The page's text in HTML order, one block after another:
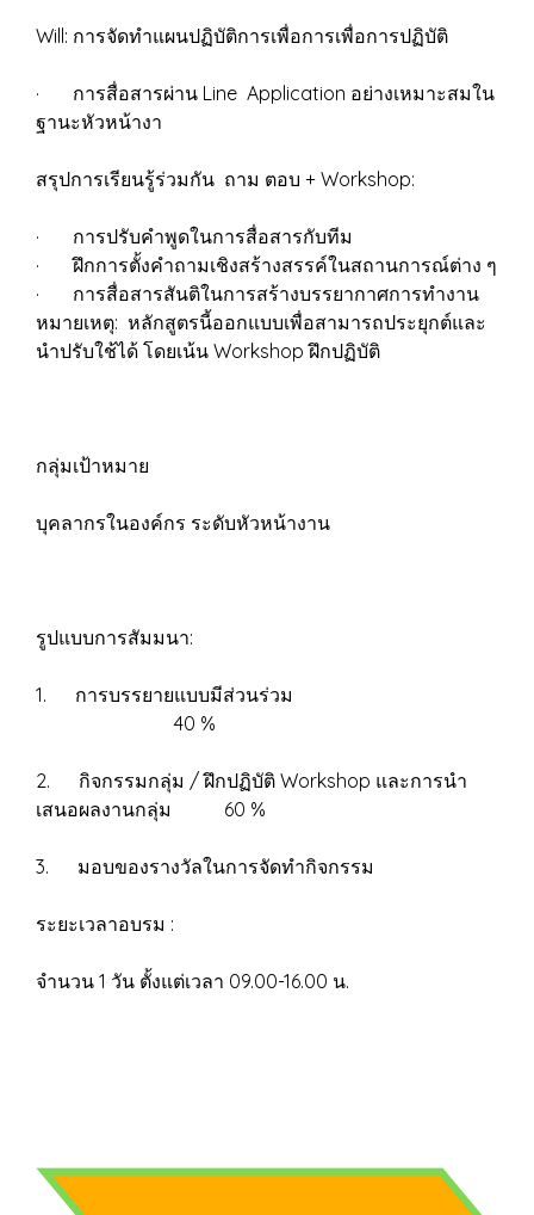
Will: การจัดทำแผนปฏิบัติการเพื่อการเพื่อการปฏิบัติ
· การสื่อสารผ่าน Line Application อย่างเหมาะสมใน
ฐานะหัวหน้างา
สรุปการเรียนรู้ร่วมกัน ถาม ตอบ + Workshop:
· การปรับคำพูดในการสื่อสารกับทีม
· ฝึกการตั้งคำถามเชิงสร้างสรรค์ในสถานการณ์ต่าง ๆ
· การสื่อสารสันติในการสร้างบรรยากาศการทำงาน
หมายเหตุ: หลักสูตรนี้ออกแบบเพื่อสามารถประยุกต์และ
นำปรับใช้ได้ โดยเน้น Workshop ฝึกปฏิบัติ
กลุ่มเป้าหมาย
บุคลากรในองค์กร ระดับหัวหน้างาน
รูปแบบการสัมมนา:
1. การบรรยายแบบมีส่วนร่วม
40 %
2. กิจกรรมกลุ่ม / ฝึกปฏิบัติ Workshop และการนำ
เสนอผลงานกลุ่ม 60 %
3. มอบของรางวัลในการจัดทำกิจกรรม
ระยะเวลาอบรม :
จำนวน 1 วัน ตั้งแต่เวลา 09.00-16.00 น.